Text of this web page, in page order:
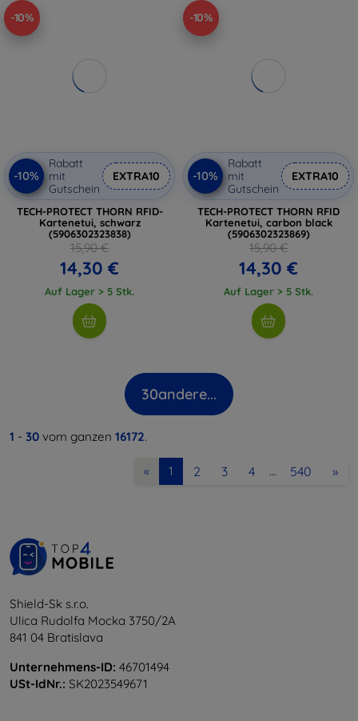
-10%
-10%
Rabatt
mit
Gutschein
EXTRA10
TECH-PROTECT THORN RFID-
Kartenetui, schwarz
(5906302323838)
15,90 €
14,30 €
Auf Lager > 5 Stk.
-10%
-10%
Rabatt
mit
Gutschein
EXTRA10
TECH-PROTECT THORN RFID
Kartenetui, carbon black
(5906302323869)
15,90 €
14,30 €
Auf Lager > 5 Stk.
30andere...
1 - 30 vom ganzen 16172.
« 1 2 3 4 … 540 »
Shield-Sk s.r.o.
Ulica Rudolfa Mocka 3750/2A
841 04 Bratislava
Unternehmens-ID: 46701494
USt-IdNr.: SK2023549671